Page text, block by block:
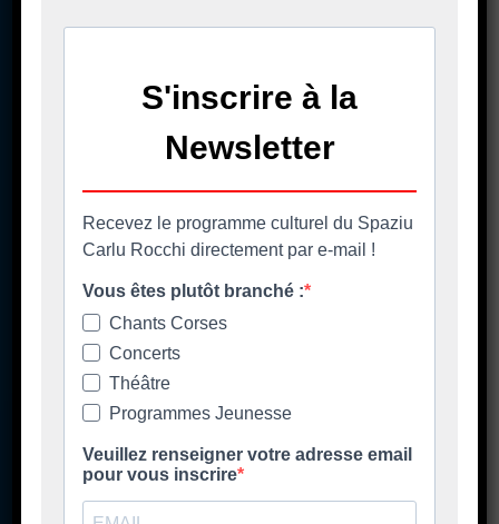
04 95 58 98 58
Tenite vi à capu - Restez au courant
Ore di apertura
Les horaires d'ouverture
Spaziu Carlu Rocchi
130 Carrughju di Spezziolaccia
20620 Biguglia
Lundi 17h-20h30
Mardi/jeudi/vendredi 14h00-20h30
Mercredi 10h00-20h30